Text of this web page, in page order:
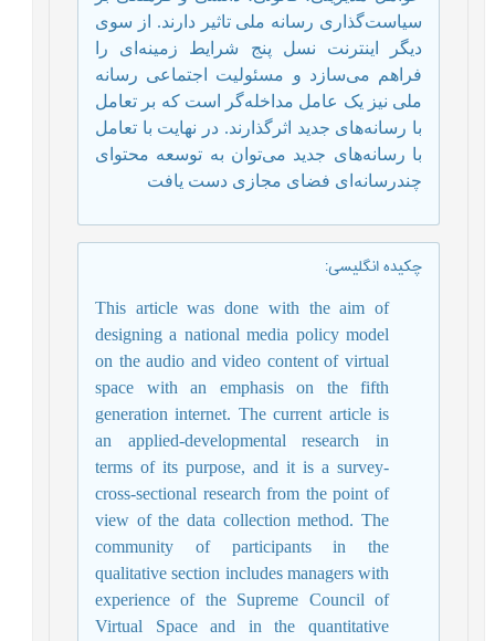
سیاست‌گذاری رسانه ملی تاثیر دارند. از سوی
دیگر اینترنت نسل پنج شرایط زمینه‌ای را
فراهم می‌سازد و مسئولیت اجتماعی رسانه
ملی نیز یک عامل مداخله‌گر است که بر تعامل
با رسانه‌های جدید اثرگذارند. در نهایت با تعامل
با رسانه‌های جدید می‌توان به توسعه محتوای
چندرسانه‌ای فضای مجازی دست یافت
چکیده انگلیسی:
This article was done with the aim of
designing a national media policy model
on the audio and video content of virtual
space with an emphasis on the fifth
generation internet. The current article is
an applied-developmental research in
terms of its purpose, and it is a survey-
cross-sectional research from the point of
view of the data collection method. The
community of participants in the
qualitative section includes managers with
experience of the Supreme Council of
Virtual Space and in the quantitative